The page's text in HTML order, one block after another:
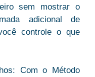
sem mostrar o
adicional de
controle o que
Com o Método